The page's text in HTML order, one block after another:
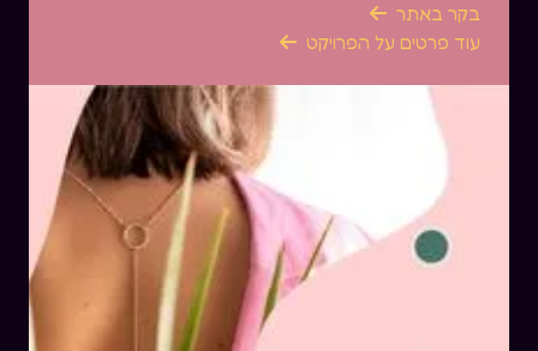
בקר באתר 
עוד פרטים על הפרויקט 